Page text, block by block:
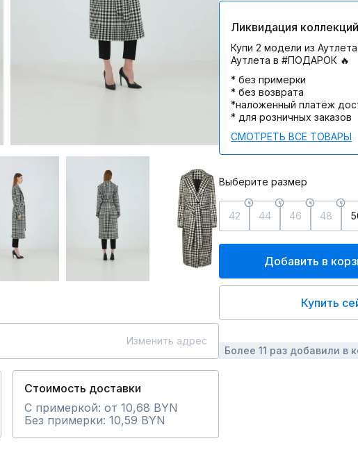
Изменить адрес
Стоимость доставки
С примеркой: от 10,68 BYN
Без примерки: 10,59 BYN
Ликвидация
Купи 2 модели из
Аутлета в #ПОДАРОК 🔥
* без примерки
* без возврата
*наложенный платёж
* для розничных заказов
СМОТРЕТЬ ВСЕ ТОВАРЫ
Выберите размер
42 44 46 48
Добавить в
Купить
Более 11 раз добавили в